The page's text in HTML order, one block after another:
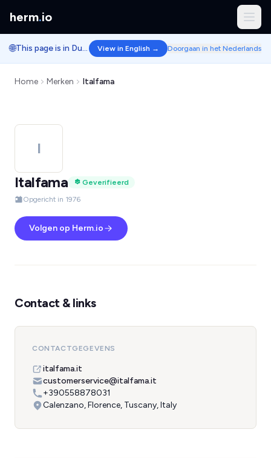
herm.io
🌐 This page is in Dutch. View in English → Doorgaan in het Nederlands
Home Merken Italfama
I
Italfama
Geverifieerd
Opgericht in 1976
Volgen op Herm.io
Contact & links
CONTACTGEGEVENS
italfama.it
customerservice@italfama.it
+390558878031
Calenzano, Florence, Tuscany, Italy